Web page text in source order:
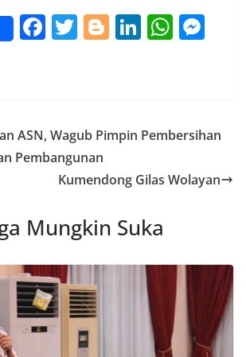
F
o
o
T Bl
er
Li
dI
W
A
p
n
er
ASN, Wagub Pimpin Pembersihan
Pembangunan
Kumendong Gilas Wolayan
Mungkin Suka